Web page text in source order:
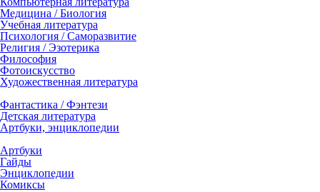
Медицина / Биология
Учебная литература
Психология / Саморазвитие
Религия / Эзотерика
Философия
Фотоискусство
Художественная литература
Фантастика / Фэнтези
Детская литература
Артбуки, энциклопедии
Артбуки
Гайды
Энциклопедии
Комиксы